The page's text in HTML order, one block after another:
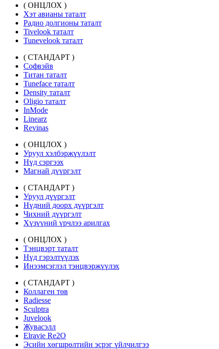
( ОНЦЛОХ )
Хэт авианы таталт
Радио долгионы таталт
Tivelook таталт
Tunevelook таталт
( СТАНДАРТ )
Софвэйв
Титан таталт
Tuneface таталт
Density таталт
Oligio таталт
InMode
Linearz
Revinas
( ОНЦЛОХ )
Уруул хэлбэржүүлэлт
Нүд сэргээх
Магнай дүүргэлт
( СТАНДАРТ )
Уруул дүүргэлт
Нүдний доорх дүүргэлт
Чихний дүүргэлт
Хүзүүний үрчлээ арилгах
( ОНЦЛОХ )
Тэнцвэрт таталт
Нүд гэрэлтүүлэх
Инээмсэглэл тэнцвэржүүлэх
( СТАНДАРТ )
Коллаген төв
Radiesse
Sculptra
Juvelook
Жувасэлл
Elravie Re2O
Эсийн хөгшрөлтийн эсрэг үйлчилгээ